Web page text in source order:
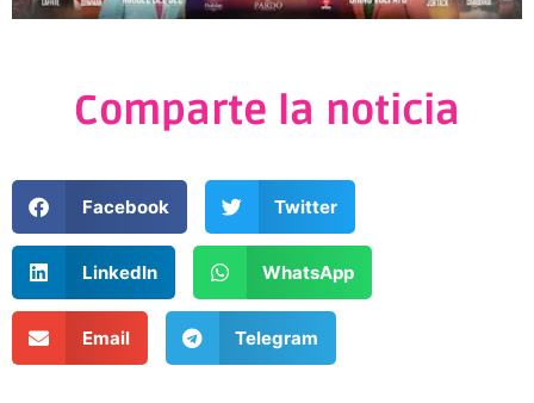
Comparte la noticia
Facebook Twitter
LinkedIn WhatsApp
Email Telegram